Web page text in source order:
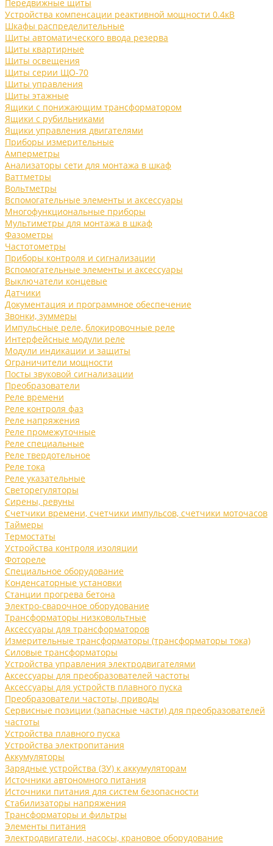
Передвижные щиты
Устройства компенсации реактивной мощности 0.4кВ
Шкафы распределительные
Щиты автоматического ввода резерва
Щиты квартирные
Щиты освещения
Щиты серии ЩО-70
Щиты управления
Щиты этажные
Ящики с понижающим трансформатором
Ящики с рубильниками
Ящики управления двигателями
Приборы измерительные
Амперметры
Анализаторы сети для монтажа в шкаф
Ваттметры
Вольтметры
Вспомогательные элементы и аксессуары
Многофункциональные приборы
Мультиметры для монтажа в шкаф
Фазометры
Частотометры
Приборы контроля и сигнализации
Вспомогательные элементы и аксессуары
Выключатели концевые
Датчики
Документация и программное обеспечение
Звонки, зуммеры
Импульсные реле, блокировочные реле
Интерфейсные модули реле
Модули индикации и защиты
Ограничители мощности
Посты звуковой сигнализации
Преобразователи
Реле времени
Реле контроля фаз
Реле напряжения
Реле промежуточные
Реле специальные
Реле твердотельное
Реле тока
Реле указательные
Светорегуляторы
Сирены, ревуны
Счетчики времени, счетчики импульсов, счетчики моточасов
Таймеры
Термостаты
Устройства контроля изоляции
Фотореле
Специальное оборудование
Конденсаторные установки
Станции прогрева бетона
Электро-сварочное оборудование
Трансформаторы низковольтные
Аксессуары для трансформаторов
Измерительные трансформаторы (трансформаторы тока)
Силовые трансформаторы
Устройства управления электродвигателями
Аксессуары для преобразователей частоты
Аксессуары для устройств плавного пуска
Преобразователи частоты, приводы
Сервисные позиции (запасные части) для преобразователей
частоты
Устройства плавного пуска
Устройства электропитания
Аккумуляторы
Зарядные устройства (ЗУ) к аккумуляторам
Источники автономного питания
Источники питания для систем безопасности
Стабилизаторы напряжения
Трансформаторы и фильтры
Элементы питания
Электродвигатели, насосы, крановое оборудование